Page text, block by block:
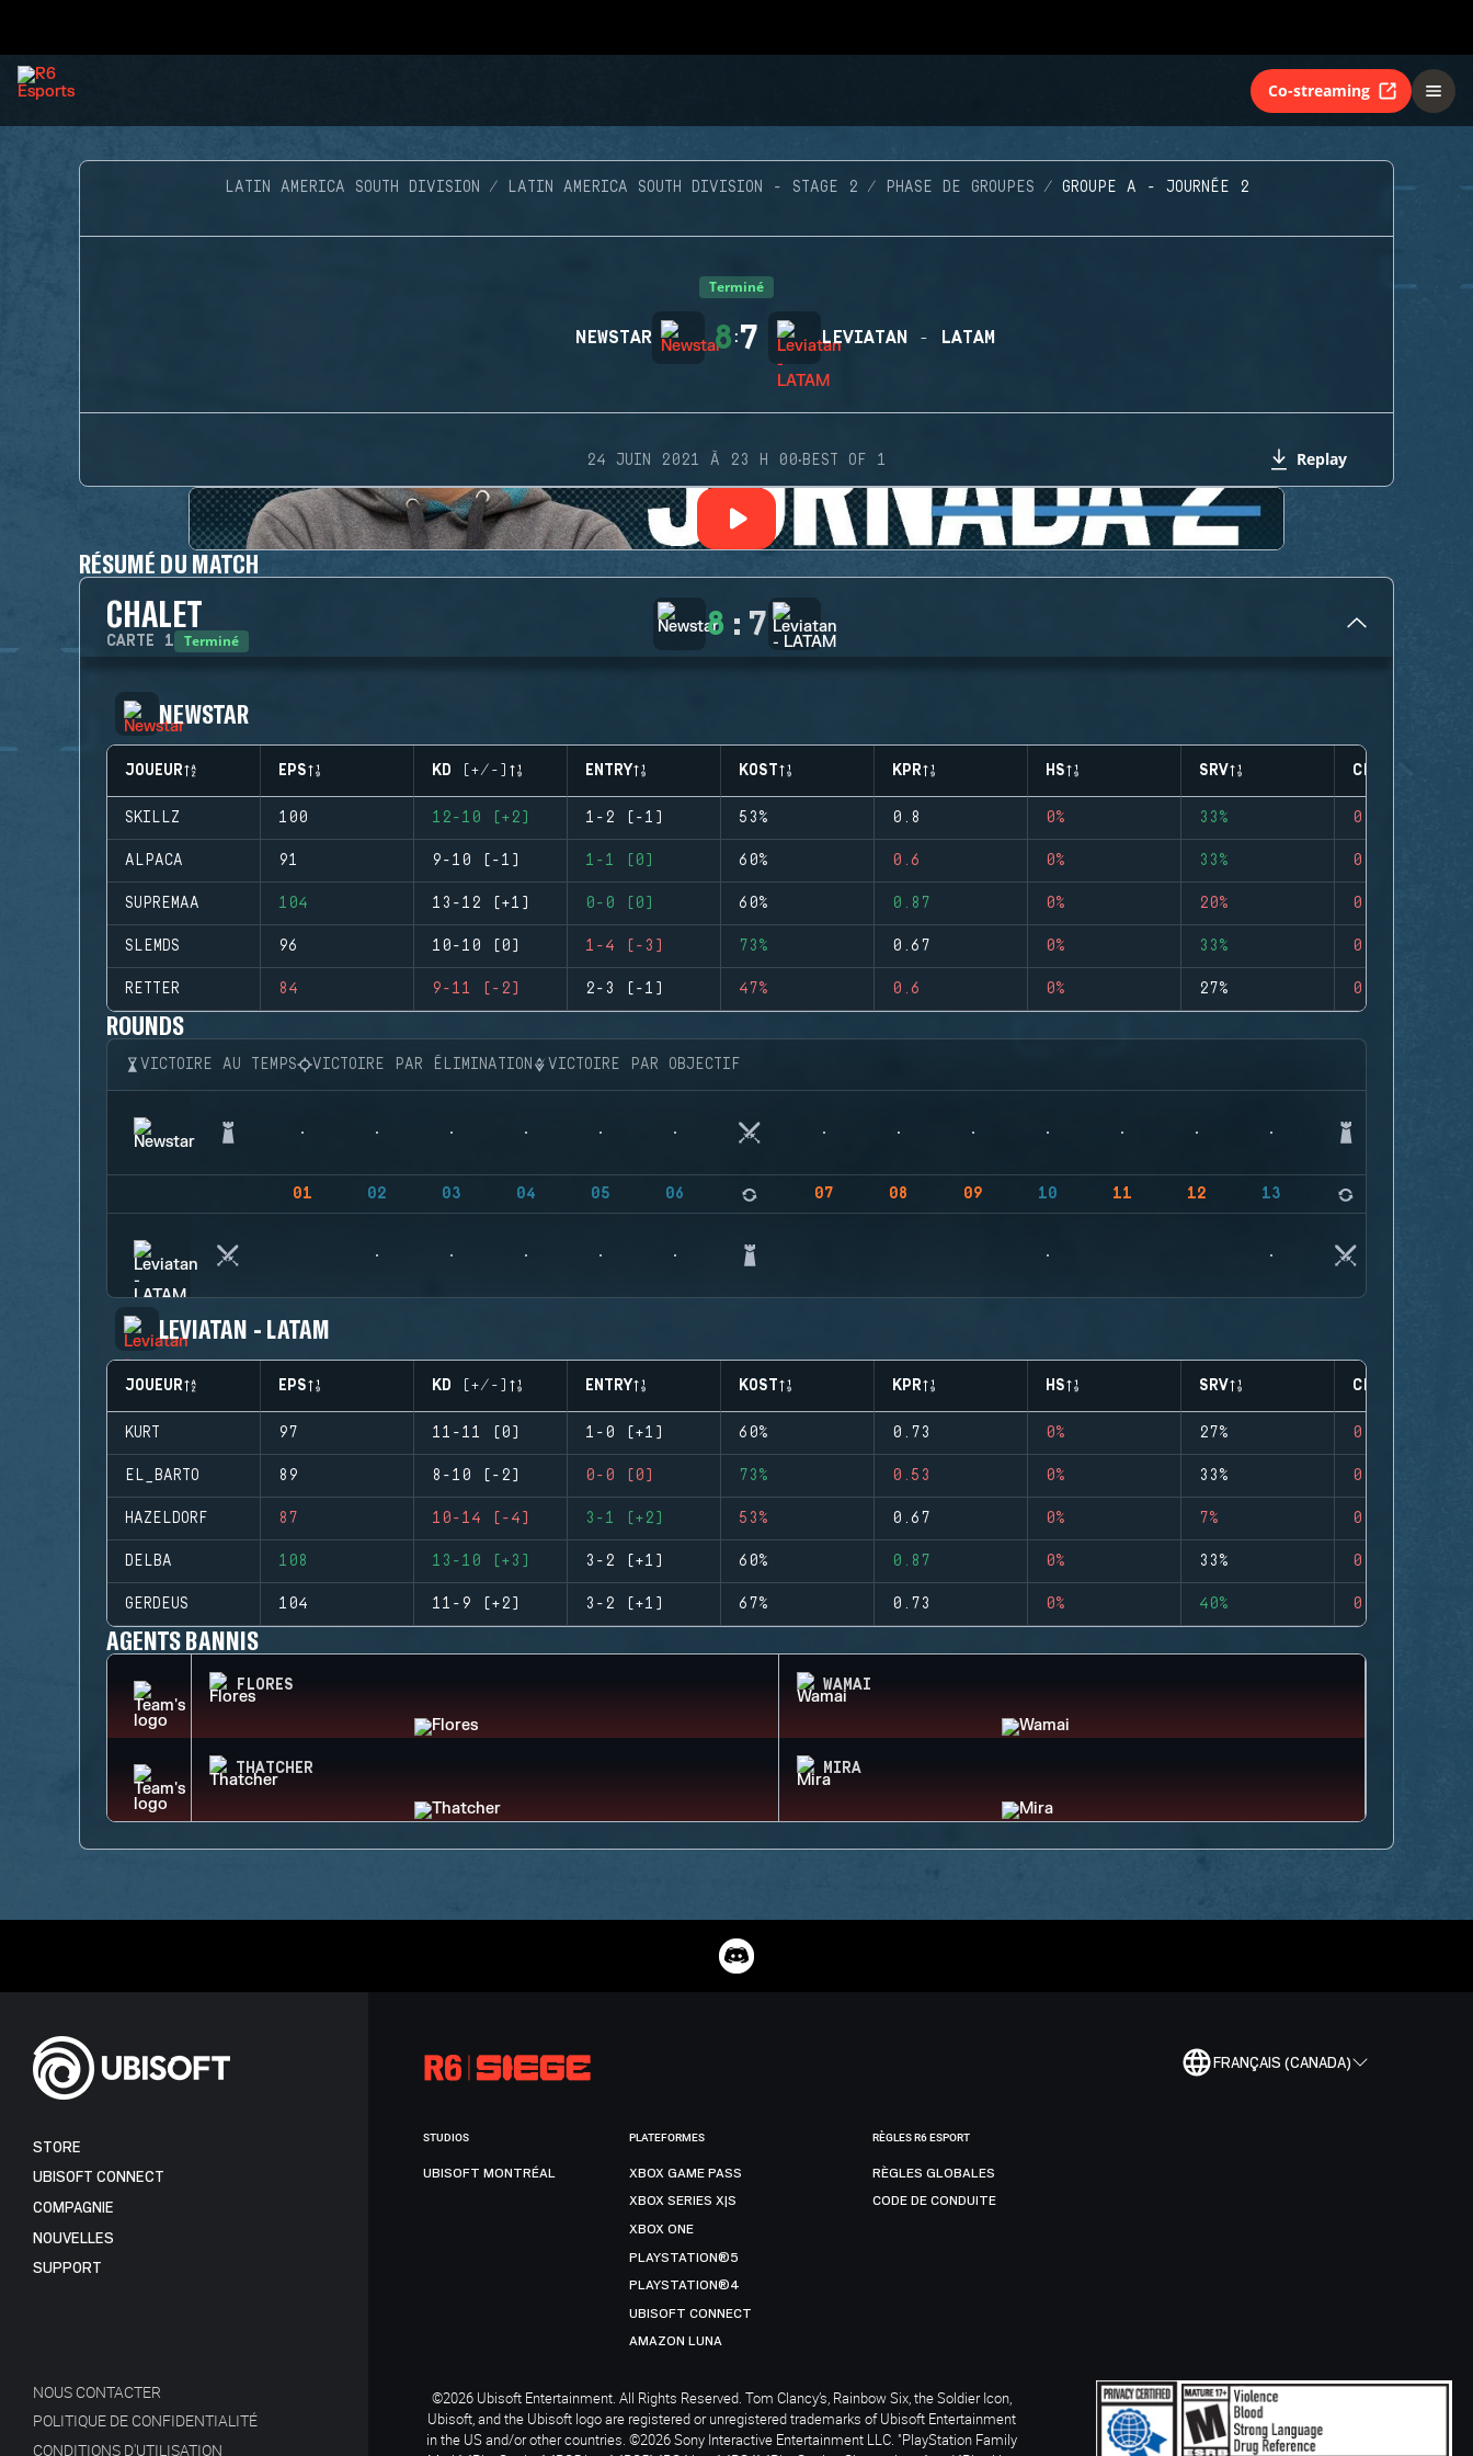
Co-streaming
LATIN AMERICA SOUTH DIVISION LATIN AMERICA SOUTH DIVISION - STAGE 2 PHASE DE GROUPES GROUPE A - JOURNÉE 2
Terminé
NEWSTAR 8 :7 LEVIATAN - LATAM
24 JUIN 2021 À 23 H 00·BEST OF 1 Replay
RÉSUMÉ DU MATCH
CHALET
CARTE 1 Terminé 8 : 7
NEWSTAR
JOUEUR EPS KD (+/-) ENTRY KOST KPR HS SRV CLUTCHES
SKILLZ 100 12-10 (+2) 1-2 (-1) 53% 0.8 0% 33% 0
ALPACA 91 9-10 (-1) 1-1 (0) 60% 0.6 0% 33% 0
SUPREMAA 104 13-12 (+1) 0-0 (0) 60% 0.87 0% 20% 0
SLEMDS 96 10-10 (0) 1-4 (-3) 73% 0.67 0% 33% 0
RETTER 84 9-11 (-2) 2-3 (-1) 47% 0.6 0% 27% 0
ROUNDS
VICTOIRE AU TEMPS VICTOIRE PAR ÉLIMINATION VICTOIRE PAR OBJECTIF
01 02 03 04 05 06 07 08 09 10 11 12 13
LEVIATAN - LATAM
JOUEUR EPS KD (+/-) ENTRY KOST KPR HS SRV CLUTCHES
KURT 97 11-11 (0) 1-0 (+1) 60% 0.73 0% 27% 0
EL_BARTO 89 8-10 (-2) 0-0 (0) 73% 0.53 0% 33% 0
HAZELDORF 87 10-14 (-4) 3-1 (+2) 53% 0.67 0% 7% 0
DELBA 108 13-10 (+3) 3-2 (+1) 60% 0.87 0% 33% 0
GERDEUS 104 11-9 (+2) 3-2 (+1) 67% 0.73 0% 40% 0
AGENTS BANNIS
FLORES WAMAI
THATCHER MIRA
FRANÇAIS (CANADA)
STORE
UBISOFT CONNECT
COMPAGNIE
NOUVELLES
SUPPORT
NOUS CONTACTER
POLITIQUE DE CONFIDENTIALITÉ
CONDITIONS D'UTILISATION
STUDIOS
UBISOFT MONTRÉAL
PLATEFORMES
XBOX GAME PASS
XBOX SERIES X|S
XBOX ONE
PLAYSTATION®5
PLAYSTATION®4
UBISOFT CONNECT
AMAZON LUNA
RÈGLES R6 ESPORT
RÈGLES GLOBALES
CODE DE CONDUITE
©2026 Ubisoft Entertainment. All Rights Reserved. Tom Clancy’s, Rainbow Six, the Soldier Icon,
Ubisoft, and the Ubisoft logo are registered or unregistered trademarks of Ubisoft Entertainment
in the US and/or other countries. ©2026 Sony Interactive Entertainment LLC. "PlayStation Family